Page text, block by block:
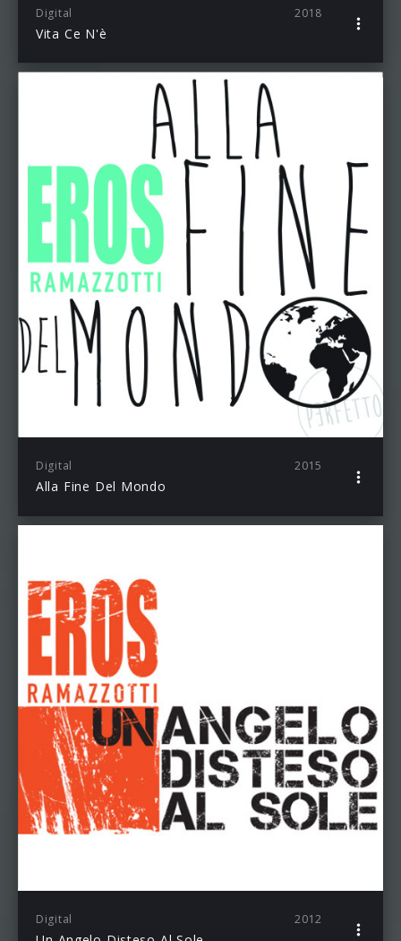
Digital 2018
Vita Ce N'è
Digital 2015
Alla Fine Del Mondo
Digital 2012